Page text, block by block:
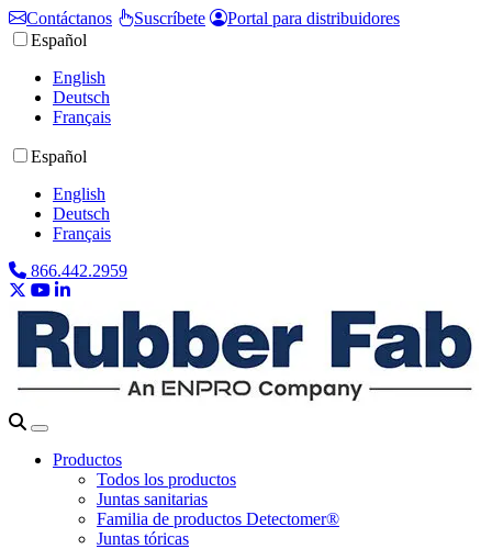
Contáctanos Suscríbete
Portal para distribuidores
Español
English
Deutsch
Français
Español
English
Deutsch
Français
866.442.2959
Productos
Todos los productos
Juntas sanitarias
Familia de productos Detectomer®
Juntas tóricas